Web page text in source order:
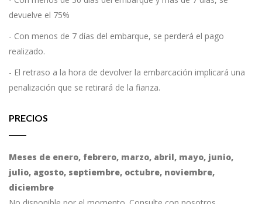
devuelve el 75%
- Con menos de 7 días del embarque, se perderá el pago
realizado.
- El retraso a la hora de devolver la embarcación implicará una
penalización que se retirará de la fianza.
PRECIOS
Meses de enero, febrero, marzo, abril, mayo, junio,
julio, agosto, septiembre, octubre, noviembre,
diciembre